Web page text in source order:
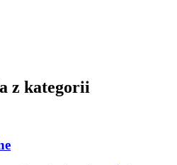
z kategorii